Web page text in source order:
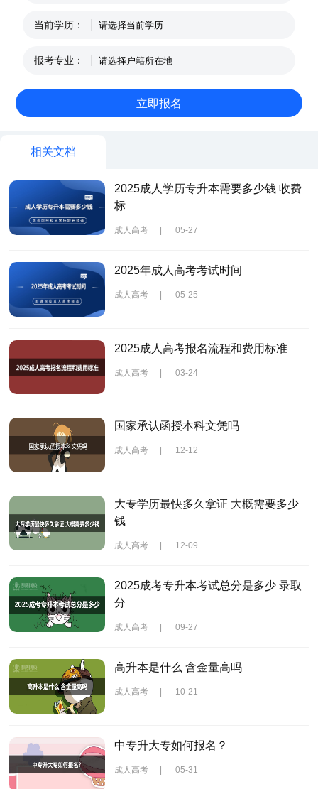
当前学历：
报考专业：
相关文档
2025成人学历专升本需要多少钱 收费
标
成人高考 | 05-27
2025年成人高考考试时间
成人高考 | 05-25
2025成人高考报名流程和费用标准
成人高考 | 03-24
国家承认函授本科文凭吗
成人高考 12-12
大专学历最快多久拿证 大概需要多少
钱
成人高考 12-09
2025成考专升本考试总分是多少 录取
分
成人高考 09-27
高升本是什么 含金量高吗
成人高考 10-21
中专升大专如何报名？
成人高考 05-31